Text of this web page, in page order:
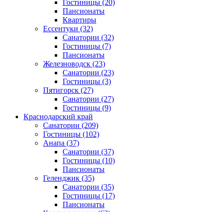
Гостиницы (20)
Пансионаты
Квартиры
Ессентуки (32)
Санатории (32)
Гостиницы (7)
Пансионаты
Железноводск (23)
Санатории (23)
Гостиницы (3)
Пятигорск (27)
Санатории (27)
Гостиницы (9)
Краснодарский край
Санатории (209)
Гостиницы (102)
Анапа (37)
Санатории (37)
Гостиницы (10)
Пансионаты
Геленджик (35)
Санатории (35)
Гостиницы (17)
Пансионаты